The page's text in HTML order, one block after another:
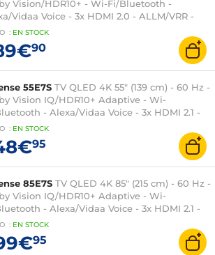
Vision/HDR10+ - Wi-Fi/Bluetooth -
Vidaa Voice - 3x HDMI 2.0 - ALLM/VRR -
2.0 20W Dolby Atmos
: EN STOCK
90
55E7S TV QLED 4K 55" (139 cm) - 60 Hz -
Vision IQ/HDR10+ Adaptive - Wi-
- Alexa/Vidaa Voice - 3x HDMI 2.1 -
VRR - Son 2.0 20W Dolby Atmos
: EN STOCK
95
85E7S TV QLED 4K 85" (215 cm) - 60 Hz -
Vision IQ/HDR10+ Adaptive - Wi-
- Alexa/Vidaa Voice - 3x HDMI 2.1 -
VRR - Son 2.0 30W Dolby Atmos
: EN STOCK
95